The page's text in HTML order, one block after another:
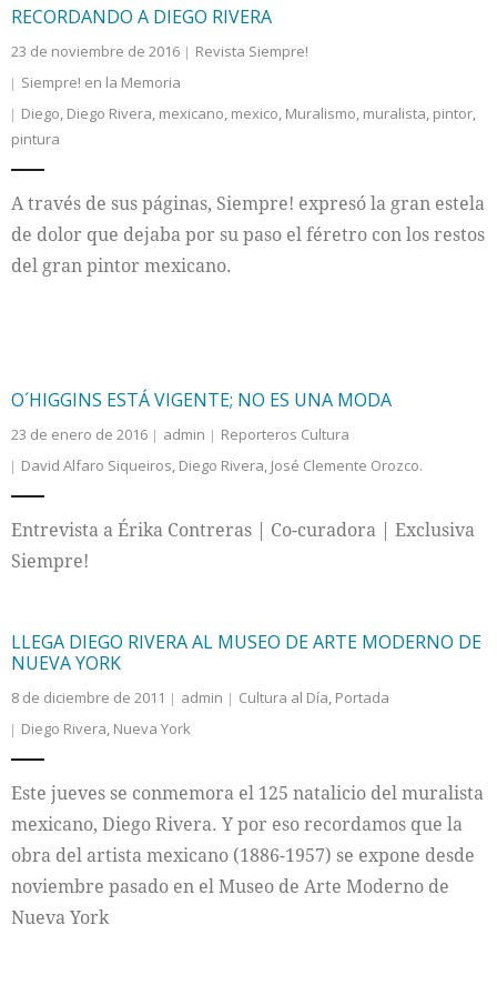
RECORDANDO A DIEGO RIVERA
23 de noviembre de 2016
Revista Siempre!
Siempre! en la Memoria
Diego, Diego Rivera, mexicano, mexico, Muralismo, muralista, pintor,
pintura
A través de sus páginas, Siempre! expresó la gran estela
de dolor que dejaba por su paso el féretro con los restos
del gran pintor mexicano.
O´HIGGINS ESTÁ VIGENTE; NO ES UNA MODA
23 de enero de 2016 admin
Reporteros Cultura
David Alfaro Siqueiros, Diego Rivera, José Clemente Orozco.
Entrevista a Érika Contreras | Co-curadora | Exclusiva
Siempre!
LLEGA DIEGO RIVERA AL MUSEO DE ARTE MODERNO DE
NUEVA YORK
8 de diciembre de 2011 admin Cultura al Día, Portada
Diego Rivera, Nueva York
Este jueves se conmemora el 125 natalicio del muralista
mexicano, Diego Rivera. Y por eso recordamos que la
obra del artista mexicano (1886-1957) se expone desde
noviembre pasado en el Museo de Arte Moderno de
Nueva York